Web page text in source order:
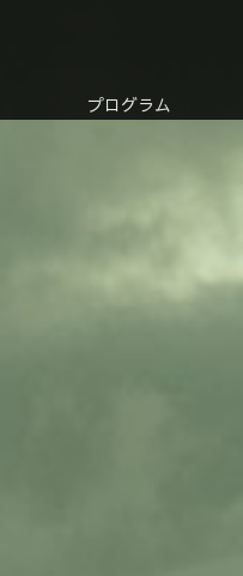
プログラム